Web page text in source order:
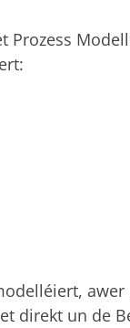
Prozess
direkt un de